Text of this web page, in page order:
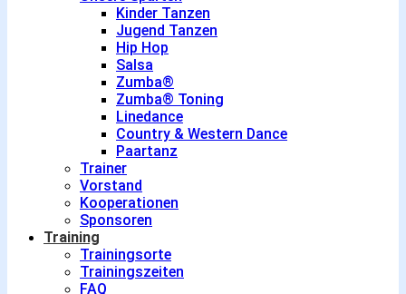
Kinder Tanzen
Jugend Tanzen
Hip Hop
Salsa
Zumba®
Zumba® Toning
Linedance
Country & Western Dance
Paartanz
Trainer
Vorstand
Kooperationen
Sponsoren
Training
Trainingsorte
Trainingszeiten
FAQ